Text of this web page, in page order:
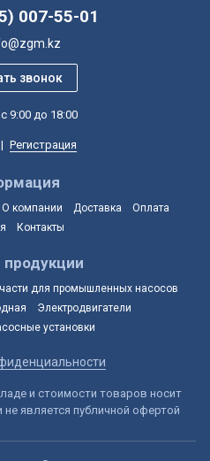
007-55-01
9:00 до 18:00
| Регистрация
О компании Доставка
Оплата
Контакты
продукции
для промышленных насосов
Электродвигатели
установки
и стоимости товаров носит
является публичной офертой